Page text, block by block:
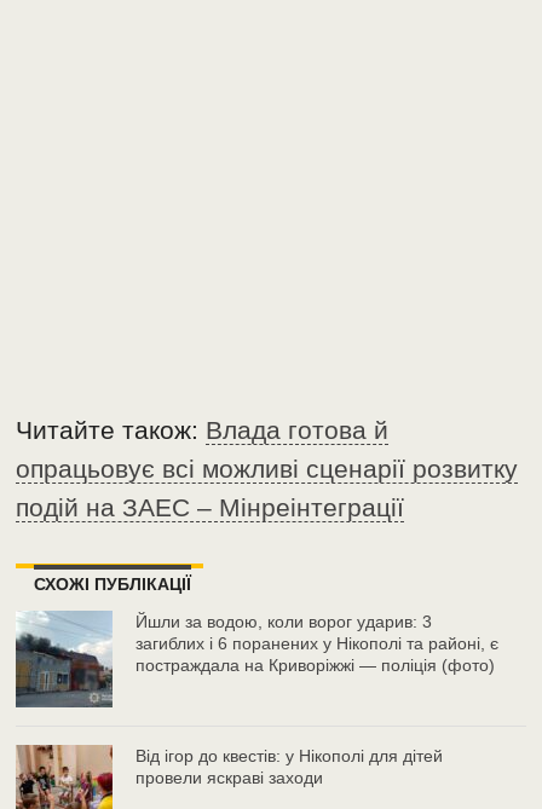
Читайте також: Влада готова й
опрацьовує всі можливі сценарії розвитку
подій на ЗАЕС – Мінреінтеграції
СХОЖІ ПУБЛІКАЦІЇ
Йшли за водою, коли ворог ударив: 3
загиблих і 6 поранених у Нікополі та районі, є
постраждала на Криворіжжі — поліція (фото)
Від ігор до квестів: у Нікополі для дітей
провели яскраві заходи